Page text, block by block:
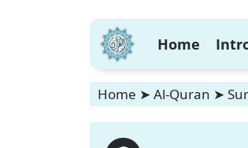
Home
Home ➤ Al-Quran ➤